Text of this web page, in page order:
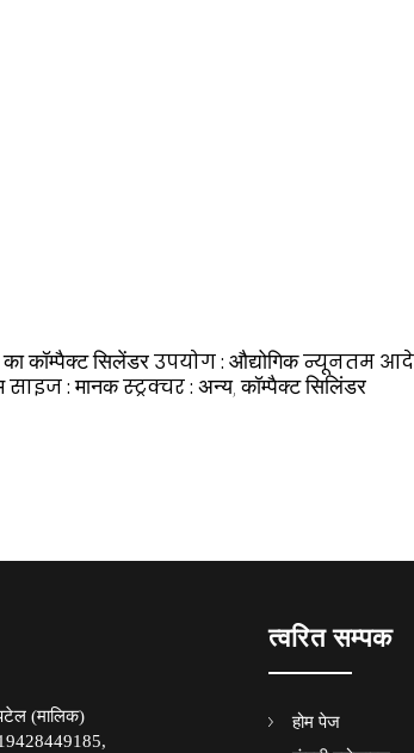
कॉम्पैक्ट सिलेंडरउपयोग : औद्योगिकन्यूनतम आदेश
साइज :मानकस्ट्रक्चर : अन्य, कॉम्पैक्ट सिलिंडर
(मालिक)
त्वरित सम्पक
होम पेज